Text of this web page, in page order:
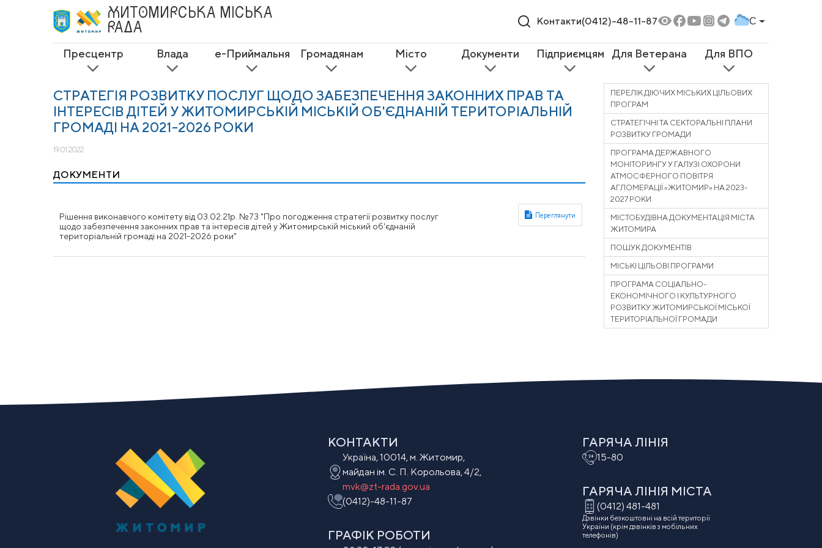
ЖИТОМИРСЬКА МІСЬКА
РАДА
Контакти(0412)-48-11-87 C
Пресцентр Влада е-Приймальня Громадянам Місто Документи Підприємцям Для Ветерана Для ВПО
СТРАТЕГІЯ РОЗВИТКУ ПОСЛУГ ЩОДО ЗАБЕЗПЕЧЕННЯ ЗАКОННИХ ПРАВ ТА
ІНТЕРЕСІВ ДІТЕЙ У ЖИТОМИРСЬКІЙ МІСЬКІЙ ОБ'ЄДНАНІЙ ТЕРИТОРІАЛЬНІЙ
ГРОМАДІ НА 2021-2026 РОКИ
19.01.2022
ДОКУМЕНТИ
Рішення виконавчого комітету від 03.02.21р. №73 "Про погодження стратегії розвитку послуг
щодо забезпечення законних прав та інтересів дітей у Житомирській міський об'єднаній
територіальній громаді на 2021-2026 роки"
ПЕРЕЛІК ДІЮЧИХ МІСЬКИХ ЦІЛЬОВИХ
ПРОГРАМ
СТРАТЕГІЧНІ ТА СЕКТОРАЛЬНІ ПЛАНИ
РОЗВИТКУ ГРОМАДИ
ПРОГРАМА ДЕРЖАВНОГО
МОНІТОРИНГУ У ГАЛУЗІ ОХОРОНИ
АТМОСФЕРНОГО ПОВІТРЯ
АГЛОМЕРАЦІЇ «ЖИТОМИР» НА 2023-
2027 РОКИ
МІСТОБУДІВНА ДОКУМЕНТАЦІЯ МІСТА
ЖИТОМИРА
ПОШУК ДОКУМЕНТІВ
МІСЬКІ ЦІЛЬОВІ ПРОГРАМИ
ПРОГРАМА СОЦІАЛЬНО-
ЕКОНОМІЧНОГО І КУЛЬТУРНОГО
РОЗВИТКУ ЖИТОМИРСЬКОЇ МІСЬКОЇ
ТЕРИТОРІАЛЬНОЇ ГРОМАДИ
КОНТАКТИ
Україна, 10014, м. Житомир,
майдан ім. С. П. Корольова, 4/2,
mvk@zt-rada.gov.ua
(0412)-48-11-87
ГРАФІК РОБОТИ
ГАРЯЧА ЛІНІЯ
15-80
ГАРЯЧА ЛІНІЯ МIСТА
(0412) 481-481
Дзвінки безкоштовні на всій території
України (крім дзвінків з мобільних
телефонів)